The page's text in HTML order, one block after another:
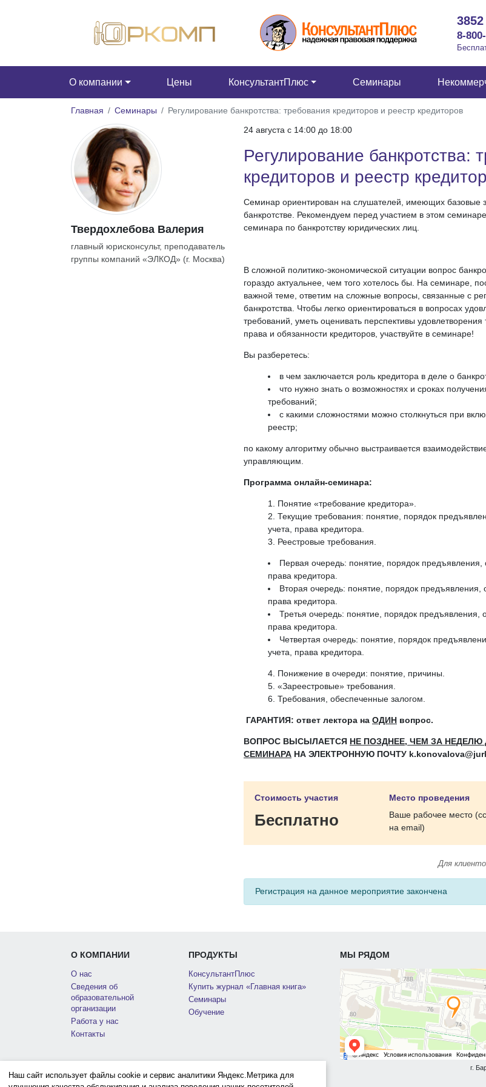
8-
О компании Цены КонсультантПлюс Семинары
Главная Семинары Регулирование банкротства: требования кредиторов и реестр кредиторов
Твердохлебова Валерия
главный юрисконсульт, преподаватель
группы компаний «ЭЛКОД» (г. Москва)
24 августа c 14:00 до 18:00
Регулирование банкротства:
кредиторов и реестр
Семинар ориентирован на слушателей, имеющих базовые
банкротстве. Рекомендуем перед участием в этом
семинара по банкротству юридических лиц.
В сложной политико-экономической ситуации вопрос
гораздо актуальнее, чем того хотелось бы. На семинаре,
важной теме, ответим на сложные вопросы, связанные с
банкротства. Чтобы легко ориентироваться в вопросах
требований, уметь оценивать перспективы удовлетворения
права и обязанности кредиторов, участвуйте в семинаре!
Вы разберетесь:
в чем заключается роль кредитора в деле о
что нужно знать о возможностях и сроках
требований;
с какими сложностями можно столкнуться при
реестр;
по какому алгоритму обычно выстраивается
управляющим.
Программа онлайн-семинара:
Понятие «требование кредитора».
Текущие требования: понятие, порядок
учета, права кредитора.
Реестровые требования.
Первая очередь: понятие, порядок предъявления,
права кредитора.
Вторая очередь: понятие, порядок предъявления,
права кредитора.
Третья очередь: понятие, порядок предъявления,
права кредитора.
Четвертая очередь: понятие, порядок
учета, права кредитора.
Понижение в очереди: понятие, причины.
«Зареестровые» требования.
Требования, обеспеченные залогом.
ГАРАНТИЯ: ответ лектора на ОДИН вопрос.
ВОПРОС ВЫСЫЛАЕТСЯ НЕ ПОЗДНЕЕ, ЧЕМ ЗА
СЕМИНАРА НА ЭЛЕКТРОННУЮ ПОЧТУ
Стоимость участия
Бесплатно
Место проведения
Ваше рабочее место
на email)
Для
Регистрация на данное мероприятие закончена
О КОМПАНИИ
О нас
Сведения об
образовательной
организации
Работа у нас
Контакты
ПРОДУКТЫ
КонсультантПлюс
Купить журнал «Главная книга»
Семинары
Обучение
МЫ РЯДОМ
г.
Наш сайт использует файлы cookie и сервис аналитики Яндекс.Метрика для